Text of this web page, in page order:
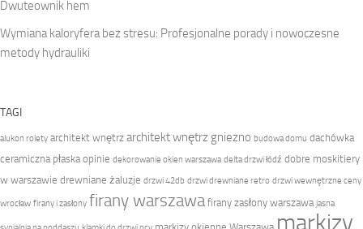
Dwuteownik hem
Wymiana kaloryfera bez stresu: Profesjonalne porady i nowoczesne
metody hydrauliki
TAGI
alukon rolety architekt wnętrz architekt wnętrz gniezno budowa domu dachówka
ceramiczna płaska opinie dekorowanie okien warszawa delta drzwi łódź dobre moskitiery
w warszawie drewniane żaluzje drzwi 42db drzwi drewniane retro drzwi wewnętrzne ceny
wrocław firany i zasłony firany warszawa firany zasłony warszawa jasna
markizy